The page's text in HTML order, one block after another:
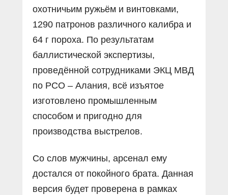
охотничьим ружьём и винтовками,
1290 патронов различного калибра и
64 г пороха. По результатам
баллистической экспертизы,
проведённой сотрудниками ЭКЦ МВД
по РСО – Алания, всё изъятое
изготовлено промышленным
способом и пригодно для
производства выстрелов.
Со слов мужчины, арсенал ему
достался от покойного брата. Данная
версия будет проверена в рамках